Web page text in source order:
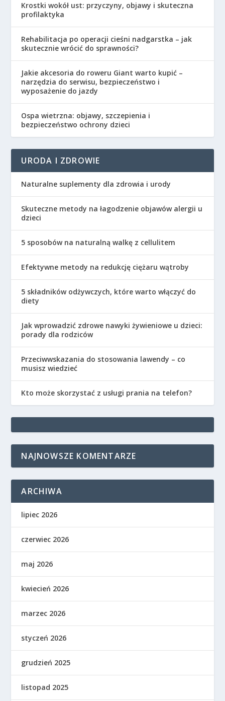
Krostki wokół ust: przyczyny, objawy i skuteczna
profilaktyka
Rehabilitacja po operacji cieśni nadgarstka – jak
skutecznie wrócić do sprawności?
Jakie akcesoria do roweru Giant warto kupić –
narzędzia do serwisu, bezpieczeństwo i
wyposażenie do jazdy
Ospa wietrzna: objawy, szczepienia i
bezpieczeństwo ochrony dzieci
URODA I ZDROWIE
Naturalne suplementy dla zdrowia i urody
Skuteczne metody na łagodzenie objawów alergii u
dzieci
5 sposobów na naturalną walkę z cellulitem
Efektywne metody na redukcję ciężaru wątroby
5 składników odżywczych, które warto włączyć do
diety
Jak wprowadzić zdrowe nawyki żywieniowe u dzieci:
porady dla rodziców
Przeciwwskazania do stosowania lawendy – co
musisz wiedzieć
Kto może skorzystać z usługi prania na telefon?
NAJNOWSZE KOMENTARZE
ARCHIWA
lipiec 2026
czerwiec 2026
maj 2026
kwiecień 2026
marzec 2026
styczeń 2026
grudzień 2025
listopad 2025